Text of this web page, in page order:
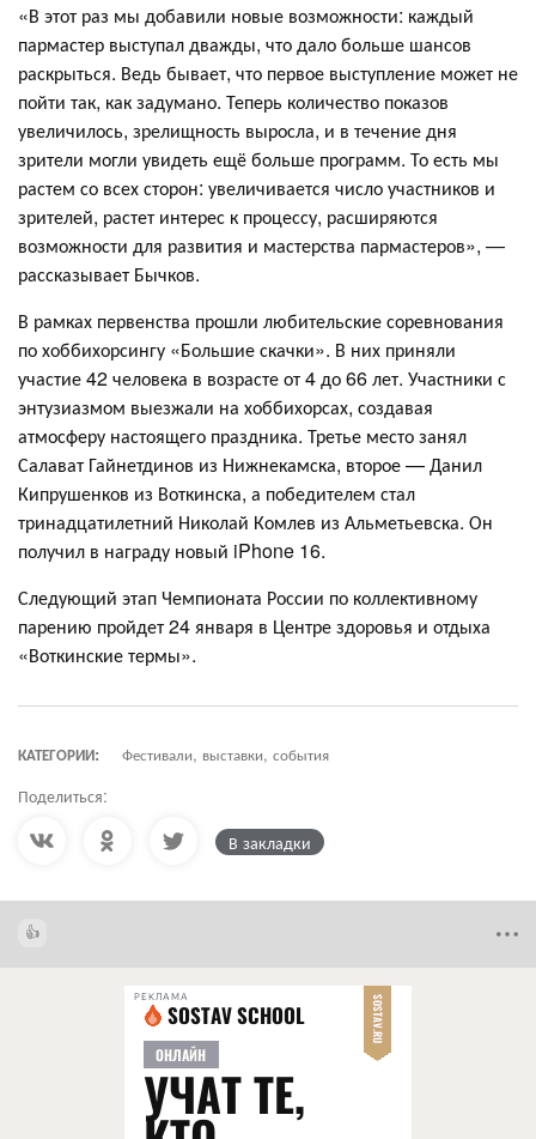
«В этот раз мы добавили новые возможности: каждый
пармастер выступал дважды, что дало больше шансов
раскрыться. Ведь бывает, что первое выступление может не
пойти так, как задумано. Теперь количество показов
увеличилось, зрелищность выросла, и в течение дня
зрители могли увидеть ещё больше программ. То есть мы
растем со всех сторон: увеличивается число участников и
зрителей, растет интерес к процессу, расширяются
возможности для развития и мастерства пармастеров», —
рассказывает Бычков.
В рамках первенства прошли любительские соревнования
по хоббихорсингу «Большие скачки». В них приняли
участие 42 человека в возрасте от 4 до 66 лет. Участники с
энтузиазмом выезжали на хоббихорсах, создавая
атмосферу настоящего праздника. Третье место занял
Салават Гайнетдинов из Нижнекамска, второе — Данил
Кипрушенков из Воткинска, а победителем стал
тринадцатилетний Николай Комлев из Альметьевска. Он
получил в награду новый iPhone 16.
Следующий этап Чемпионата России по коллективному
парению пройдет 24 января в Центре здоровья и отдыха
«Воткинские термы».
КАТЕГОРИИ: Фестивали, выставки, события
Поделиться:
В закладки
РЕКЛАМА